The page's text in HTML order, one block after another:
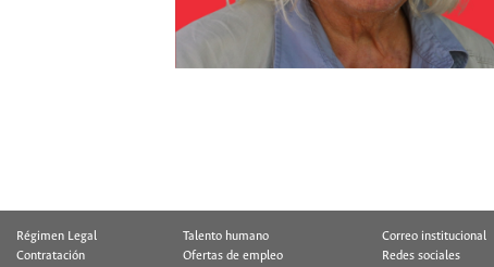
Régimen Legal
Talento humano
Contratación
Ofertas de empleo
Correo institucional
Redes sociales